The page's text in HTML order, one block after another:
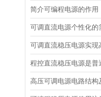
简介可编程电源的作用
高压可调电源电路结构